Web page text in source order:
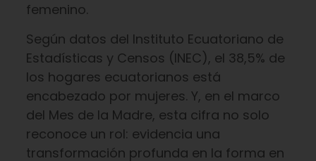
femenino.
Según datos del Instituto Ecuatoriano de
Estadísticas y Censos (INEC), el 38,5% de
los hogares ecuatorianos está
encabezado por mujeres. Y, en el marco
del Mes de la Madre, esta cifra no solo
reconoce un rol: evidencia una
transformación profunda en la forma en